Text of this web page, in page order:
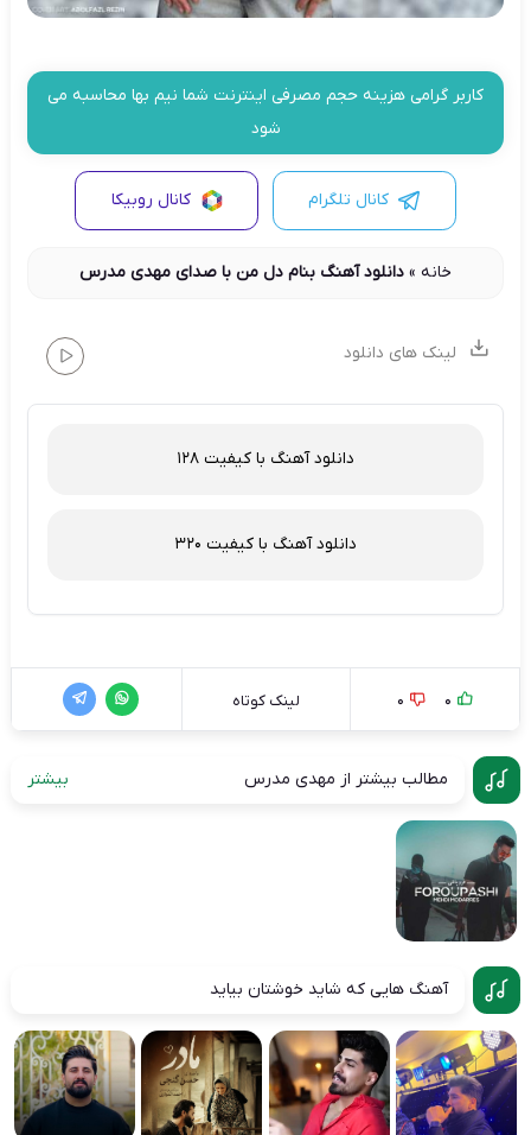
کاربر گرامی هزینه حجم مصرفی اینترنت شما نیم بها محاسبه می
شود
کانال تلگرام کانال روبیکا
خانه» دانلود آهنگ بنام دل من با صدای مهدی مدرس
لینک های دانلود
دانلود آهنگ با کیفیت 128
دانلود آهنگ با کیفیت 320
0
0 لینک کوتاه
مطالب بیشتر از مهدی مدرس بیشتر
آهنگ هایی که شاید خوشتان بیاید